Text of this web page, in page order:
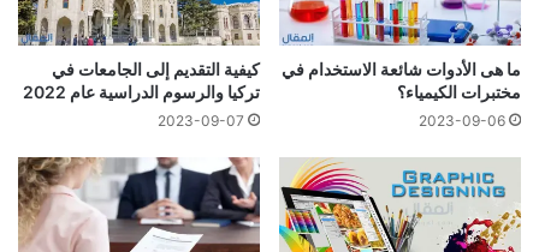
ما هى الأدوات شائعة الاستخدام في
مختبرات الكيمياء؟
2023-09-06
كيفية التقديم إلى الجامعات في
تركيا والرسوم الدراسية عام 2022
2023-09-07